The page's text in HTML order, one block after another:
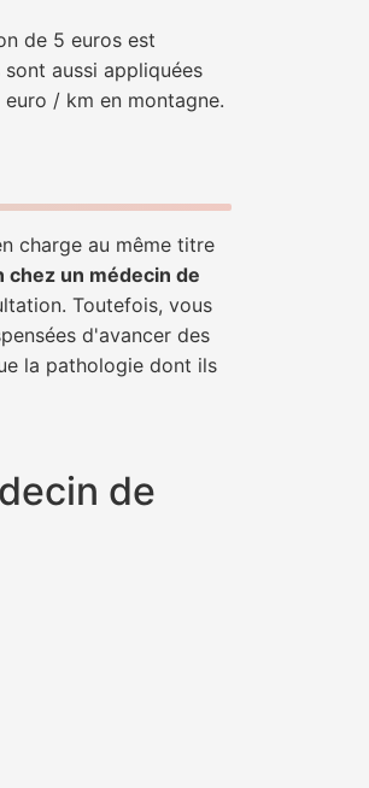
de 5 euros est
aussi appliquées
/ km en montagne.
charge au même titre
chez un médecin de
Toutefois, vous
d'avancer des
la pathologie dont ils
de